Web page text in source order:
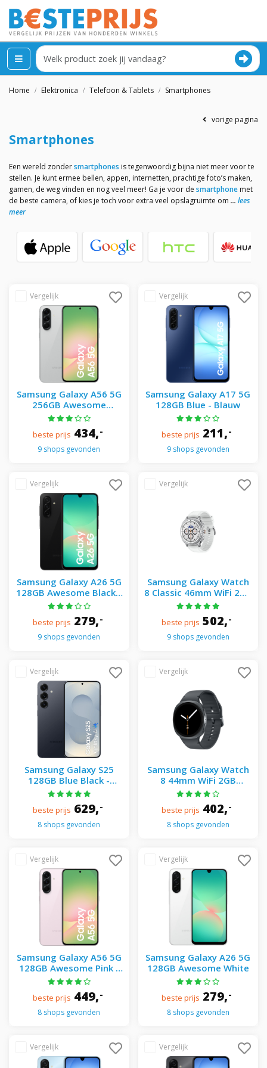
Home Elektronica Telefoon & Tablets Smartphones
vorige pagina
Smartphones
Een wereld zondersmartphones is tegenwoordig bijna niet meer voor te
stellen. Je kunt ermee bellen, appen, internetten, prachtige foto’s maken,
gamen, de weg vinden en nog veel meer! Ga je voor de smartphone met
de beste camera, of kies je toch voor extra veel opslagruimte om
lees
meer
Samsung Galaxy A56 5G
256GB Awesome
Lightgray - Grijs
beste prijs 434,-
9 shops gevonden
Samsung Galaxy A17 5G
128GB Blue - Blauw
beste prijs 211,-
9 shops gevonden
Samsung Galaxy A26 5G
128GB Awesome Black -
Zwart
beste prijs 279,-
9 shops gevonden
Samsung Galaxy Watch
8 Classic 46mm WiFi 2GB
Zilver + hybrid band
white
beste prijs 502,-
9 shops gevonden
Samsung Galaxy S25
128GB Blue Black -
Zwart
beste prijs 629,-
8 shops gevonden
Samsung Galaxy Watch
8 44mm WiFi 2GB
Graphite+ sport band
graphite S-M - Zwart
beste prijs 402,-
8 shops gevonden
Samsung Galaxy A56 5G
128GB Awesome Pink -
Roze
beste prijs 449,-
8 shops gevonden
Samsung Galaxy A26 5G
128GB Awesome White
beste prijs 279,-
8 shops gevonden